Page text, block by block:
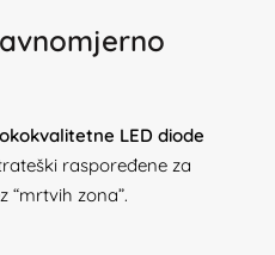
LED diode
raspoređene za
“mrtvih zona”.